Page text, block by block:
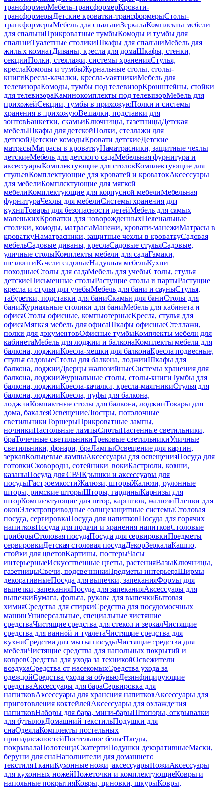
трансформерМебель-трансформерКровати-
трансформерыДетские кроватки-трансформерыСтолы-
трансформерыМебель для спальниЗеркалаКомплекты мебели
для спальниПрикроватные тумбыКомоды и тумбы для
спальниТуалетные столикиШкафы для спальниМебель для
жилых комнатДиваны, кресла для домаШкафы, стенки,
секцииПолки, стеллажи, системы храненияСтулья,
креслаКомоды и тумбыЖурнальные столы, столы-
книгиКресла-качалки, кресла-маятникиМебель для
телевизораКомоды, тумбы под телевизорКронштейны, стойки
для телевизораКаминокомплекты под телевизорМебель для
прихожейСекции, тумбы в прихожуюПолки и системы
хранения в прихожуюВешалки, подставки для
зонтовБанкетки, скамьиКлючницы, газетницыДетская
мебельШкафы для детскойПолки, стеллажи для
детскойДетские комодыКровати детскиеДетские
матрасыМатрасы в кроваткуНаматрасники, защитные чехлы
детскиеМебель для детского садаМебельная фурнитура и
аксессуарыКомплектующие для столовКомплектующие для
стульевКомплектующие для кроватей и кроватокАксессуары
для мебелиКомплектующие для мягкой
мебелиКомплектующие для корпусной мебелиМебельная
фурнитураЧехлы для мебелиСистемы хранения для
кухниТовары для безопасности детейМебель для самых
маленькихКроватки для новорожденныхПеленальные
столики, комоды, матрасыМанежи, кровати-манежиМатрасы в
кроваткуНаматрасники, защитные чехлы в кроваткуСадовая
мебельСадовые диваны, креслаСадовые стульяСадовые,
уличные столыКомплекты мебели для садаГамаки,
шезлонгиКачели садовыеНадувная мебельКухни
походныеСтолы для садаМебель для учебыСтолы, стулья
детскиеПисьменные столыРастущие столы и партыРастущие
кресла и стулья для учебыМебель для бани и сауныСтулья,
табуретки, подставки для баниСкамьи для баниСтолы для
баниЖурнальные столики для баниМебель для кабинета и
офисаСтолы офисные, компьютерныеКресла, стулья для
офисаМягкая мебель для офисаШкафы офисныеСтеллажи,
полки для документовОфисные тумбыКомплекты мебели для
кабинетаМебель для лоджии и балконаКомплекты мебели для
балкона, лоджииКресла-мешки для балконаКресла подвесные,
стулья садовыеСтолы для балкона, лоджииШкафы для
балкона, лоджииДверцы жалюзийныеСистемы хранения для
балкона, лоджииЖурнальные столы, столы-книгиТумбы для
балкона, лоджииКресла-качалки, кресла-маятникиСтулья для
балкона, лоджииКресла, пуфы для балкона,
лоджииКомпактные столы для балкона, лоджииТовары для
дома, бакалеяОсвещениеЛюстры, потолочные
светильникиТоршерыПрикроватные лампы,
ночникиНастольные лампыСпотыНастенные светильники,
браТочечные светильникиТрековые светильникиУличные
светильники, фонари, браЛампыОсвещение для картин,
зеркалКольцевые лампыАксессуары для освещенияПосуда для
готовкиСковороды, сотейники, вокиКастрюли, ковши,
казаныПосуда для СВЧКрышки и аксессуары для
посудыГастроемкостиЖалюзи, шторыЖалюзи, рулонные
шторы, римские шторыШторы, гардиныКарнизы для
шторКомплектующие для штор, карнизов, жалюзиПленки для
оконЭлектроприводные солнцезащитные системыСтоловая
посуда, сервировкаПосуда для напитковПосуда для горячих
напитковПосуда для подачи и хранения напитковСтоловые
приборыСтоловая посудаПосуда для сервировкиПредметы
сервировкиДетская столовая посудаДекорЗеркалаКашпо,
стойки для цветовКартины, постерыЧасы
интерьерныеИскусственные цветы, растенияВазыКлючницы,
газетницыСвечи, подсвечникиПредметы интерьераШирмы
декоративныеПосуда для выпечки, запеканияФормы для
выпечки, запеканияПосуда для запеканияАксессуары для
выпечкиБумага, фольга, рукава для выпечкиБытовая
химияСредства для стиркиСредства для посудомоечных
машинУниверсальные, специальные чистящие
средстваЧистящие средства для стекол и зеркалЧистящие
средства для ванной и туалетаЧистящие средства для
кухниСредства для мытья посудыЧистящие средства для
мебелиЧистящие средства для напольных покрытий и
ковровСредства для ухода за техникойОсвежители
воздухаСредства от насекомыхСредства ухода за
одеждойСредства ухода за обувьюДезинфицирующие
средстваАксессуары для бараСервировка для
напитковАксессуары для хранения напитковАксессуары для
приготовления коктейлейАксессуары для охлаждения
напитковНаборы для бара, мини-барыШтопоры, открывалки
для бутылокДомашний текстильПодушки для
снаОдеялаКомплекты постельных
принадлежностейПостельное бельеПледы,
покрывалаПолотенцаСкатертиПодушки декоративныеМаски,
беруши для снаНаполнители для домашнего
текстиляТканиКухонные ножи, аксессуарыНожиАксессуары
для кухонных ножейНожеточки и комплектующиеКовры и
напольные покрытияКовры, циновки, шкурыКовры,